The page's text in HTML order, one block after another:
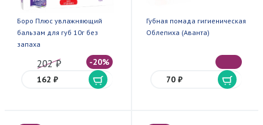
Боро Плюс увлажняющий
бальзам для губ 10г без
запаха
-20%
202 ₽
162 ₽
Губная помада гигиеническая
Облепиха (Аванта)
70 ₽